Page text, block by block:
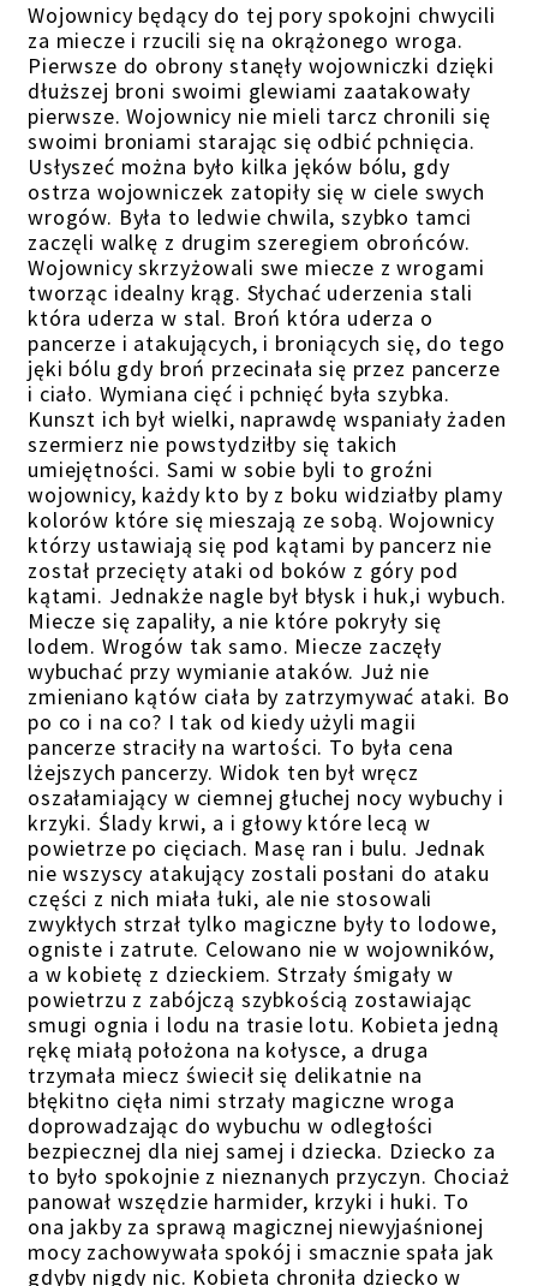
Wojownicy będący do tej pory spokojni chwycili
za miecze i rzucili się na okrążonego wroga.
Pierwsze do obrony stanęły wojowniczki dzięki
dłuższej broni swoimi glewiami zaatakowały
pierwsze. Wojownicy nie mieli tarcz chronili się
swoimi broniami starając się odbić pchnięcia.
Usłyszeć można było kilka jęków bólu, gdy
ostrza wojowniczek zatopiły się w ciele swych
wrogów. Była to ledwie chwila, szybko tamci
zaczęli walkę z drugim szeregiem obrońców.
Wojownicy skrzyżowali swe miecze z wrogami
tworząc idealny krąg. Słychać uderzenia stali
która uderza w stal. Broń która uderza o
pancerze i atakujących, i broniących się, do tego
jęki bólu gdy broń przecinała się przez pancerze
i ciało. Wymiana cięć i pchnięć była szybka.
Kunszt ich był wielki, naprawdę wspaniały żaden
szermierz nie powstydziłby się takich
umiejętności. Sami w sobie byli to groźni
wojownicy, każdy kto by z boku widziałby plamy
kolorów które się mieszają ze sobą. Wojownicy
którzy ustawiają się pod kątami by pancerz nie
został przecięty ataki od boków z góry pod
kątami. Jednakże nagle był błysk i huk,i wybuch.
Miecze się zapaliły, a nie które pokryły się
lodem. Wrogów tak samo. Miecze zaczęły
wybuchać przy wymianie ataków. Już nie
zmieniano kątów ciała by zatrzymywać ataki. Bo
po co i na co? I tak od kiedy użyli magii
pancerze straciły na wartości. To była cena
lżejszych pancerzy. Widok ten był wręcz
oszałamiający w ciemnej głuchej nocy wybuchy i
krzyki. Ślady krwi, a i głowy które lecą w
powietrze po cięciach. Masę ran i bulu. Jednak
nie wszyscy atakujący zostali posłani do ataku
części z nich miała łuki, ale nie stosowali
zwykłych strzał tylko magiczne były to lodowe,
ogniste i zatrute. Celowano nie w wojowników,
a w kobietę z dzieckiem. Strzały śmigały w
powietrzu z zabójczą szybkością zostawiając
smugi ognia i lodu na trasie lotu. Kobieta jedną
rękę miałą położona na kołysce, a druga
trzymała miecz świecił się delikatnie na
błękitno cięła nimi strzały magiczne wroga
doprowadzając do wybuchu w odległości
bezpiecznej dla niej samej i dziecka. Dziecko za
to było spokojnie z nieznanych przyczyn. Chociaż
panował wszędzie harmider, krzyki i huki. To
ona jakby za sprawą magicznej niewyjaśnionej
mocy zachowywała spokój i smacznie spała jak
gdyby nigdy nic. Kobieta chroniła dziecko w